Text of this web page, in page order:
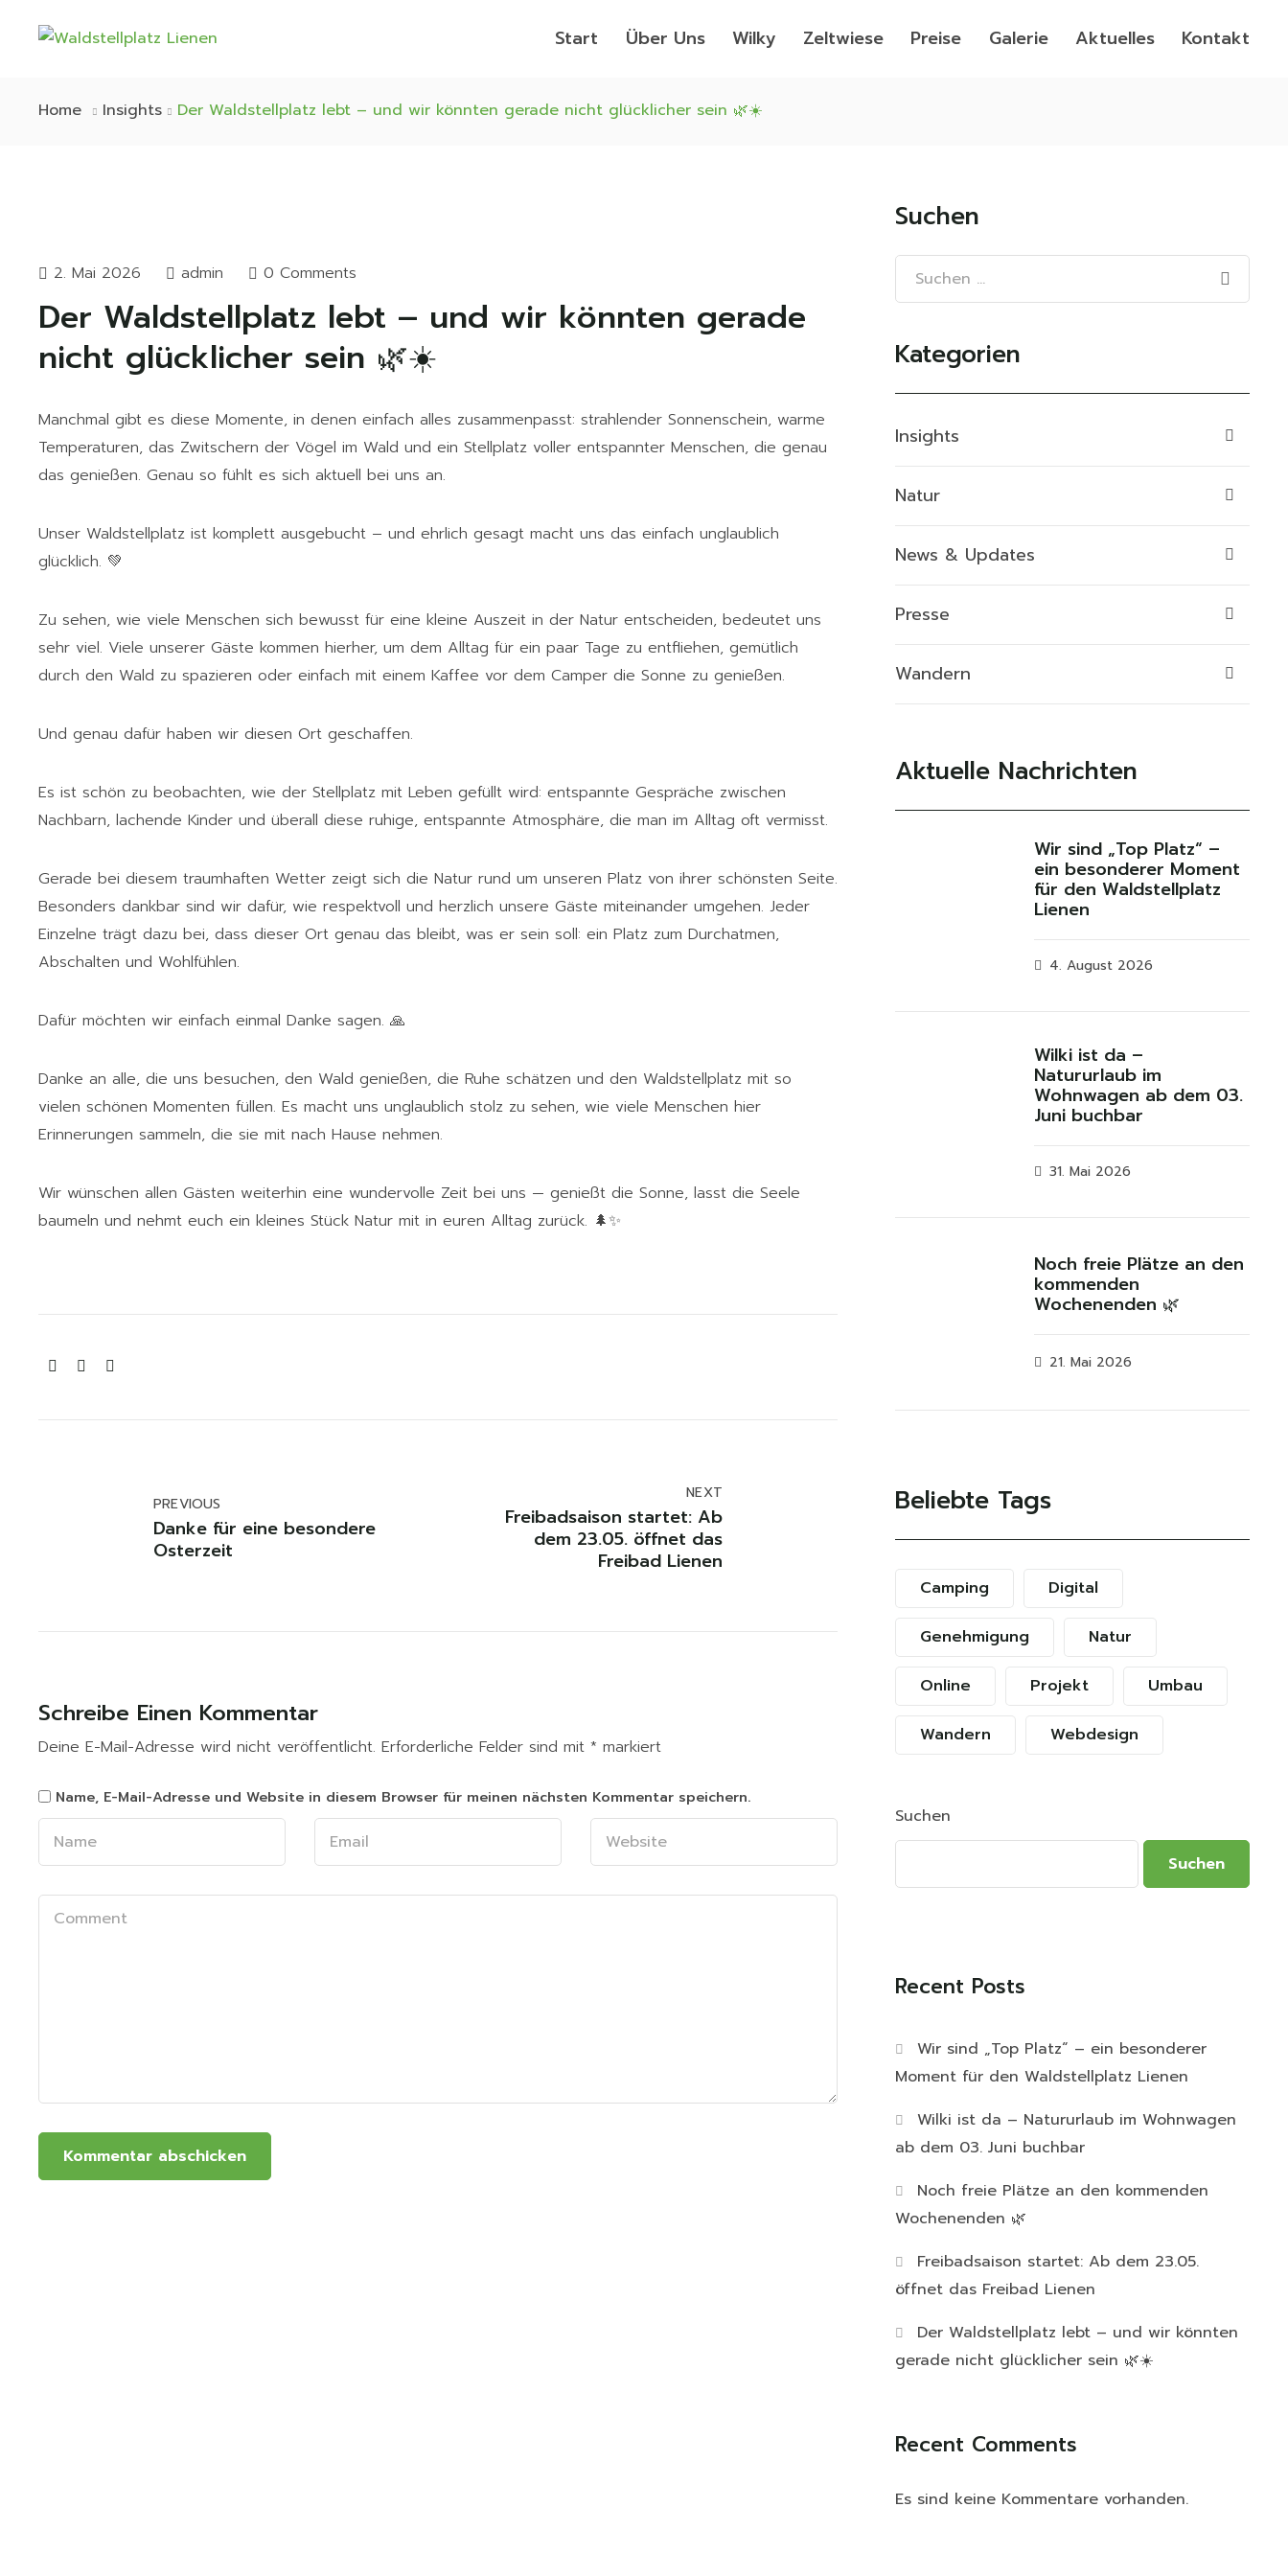
Start Über Uns Wilky Zeltwiese Preise Galerie Aktuelles Kontakt
Home Insights Der Waldstellplatz lebt – und wir könnten gerade nicht glücklicher sein 🌿☀️
2. Mai 2026 admin 0 Comments
Der Waldstellplatz lebt – und wir könnten gerade
nicht glücklicher sein 🌿☀️
Manchmal gibt es diese Momente, in denen einfach alles zusammenpasst: strahlender Sonnenschein, warme
Temperaturen, das Zwitschern der Vögel im Wald und ein Stellplatz voller entspannter Menschen, die genau
das genießen. Genau so fühlt es sich aktuell bei uns an.
Unser Waldstellplatz ist komplett ausgebucht – und ehrlich gesagt macht uns das einfach unglaublich
glücklich. 💚
Zu sehen, wie viele Menschen sich bewusst für eine kleine Auszeit in der Natur entscheiden, bedeutet uns
sehr viel. Viele unserer Gäste kommen hierher, um dem Alltag für ein paar Tage zu entfliehen, gemütlich
durch den Wald zu spazieren oder einfach mit einem Kaffee vor dem Camper die Sonne zu genießen.
Und genau dafür haben wir diesen Ort geschaffen.
Es ist schön zu beobachten, wie der Stellplatz mit Leben gefüllt wird: entspannte Gespräche zwischen
Nachbarn, lachende Kinder und überall diese ruhige, entspannte Atmosphäre, die man im Alltag oft vermisst.
Gerade bei diesem traumhaften Wetter zeigt sich die Natur rund um unseren Platz von ihrer schönsten Seite.
Besonders dankbar sind wir dafür, wie respektvoll und herzlich unsere Gäste miteinander umgehen. Jeder
Einzelne trägt dazu bei, dass dieser Ort genau das bleibt, was er sein soll: ein Platz zum Durchatmen,
Abschalten und Wohlfühlen.
Dafür möchten wir einfach einmal Danke sagen. 🙏
Danke an alle, die uns besuchen, den Wald genießen, die Ruhe schätzen und den Waldstellplatz mit so
vielen schönen Momenten füllen. Es macht uns unglaublich stolz zu sehen, wie viele Menschen hier
Erinnerungen sammeln, die sie mit nach Hause nehmen.
Wir wünschen allen Gästen weiterhin eine wundervolle Zeit bei uns — genießt die Sonne, lasst die Seele
baumeln und nehmt euch ein kleines Stück Natur mit in euren Alltag zurück. 🌲✨
PREVIOUS
Danke für eine besondere
Osterzeit
NEXT
Freibadsaison startet: Ab
dem 23.05. öffnet das
Freibad Lienen
Schreibe Einen Kommentar
Deine E-Mail-Adresse wird nicht veröffentlicht. Erforderliche Felder sind mit * markiert
Name, E-Mail-Adresse und Website in diesem Browser für meinen nächsten Kommentar speichern.
Suchen
Kategorien
Insights
Natur
News & Updates
Presse
Wandern
Aktuelle Nachrichten
Wir sind „Top Platz“ –
ein besonderer Moment
für den Waldstellplatz
Lienen
4. August 2026
Wilki ist da –
Natururlaub im
Wohnwagen ab dem 03.
Juni buchbar
31. Mai 2026
Noch freie Plätze an den
kommenden
Wochenenden 🌿
21. Mai 2026
Beliebte Tags
Camping Digital
Genehmigung Natur
Online Projekt Umbau
Wandern Webdesign
Suchen
Suchen
Recent Posts
Wir sind „Top Platz“ – ein besonderer
Moment für den Waldstellplatz Lienen
Wilki ist da – Natururlaub im Wohnwagen
ab dem 03. Juni buchbar
Noch freie Plätze an den kommenden
Wochenenden 🌿
Freibadsaison startet: Ab dem 23.05.
öffnet das Freibad Lienen
Der Waldstellplatz lebt – und wir könnten
gerade nicht glücklicher sein 🌿☀️
Recent Comments
Es sind keine Kommentare vorhanden.